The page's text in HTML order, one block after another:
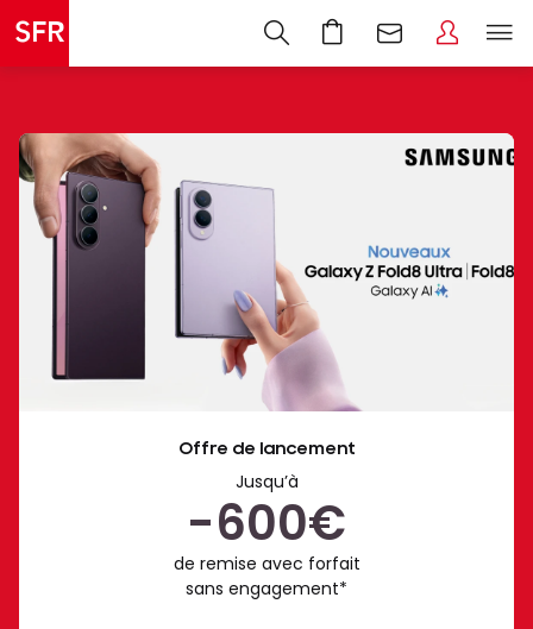
Offre de lancement
Jusqu’à
-600€
de remise avec forfait
sans engagement*